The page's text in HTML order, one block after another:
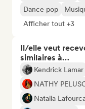
Dance pop
Afficher tout +3
Il/elle veut
similaires à…
Kendrick Lamar
NATHY
Natalia